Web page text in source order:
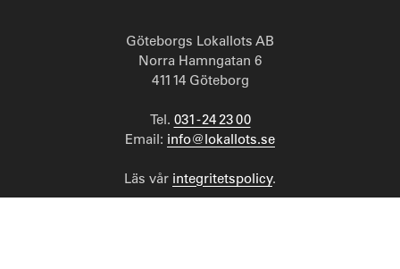
Göteborgs Lokallots AB
Norra Hamngatan 6
411 14 Göteborg
Tel. 031 - 24 23 00
Email: info@lokallots.se
Läs vår integritetspolicy.